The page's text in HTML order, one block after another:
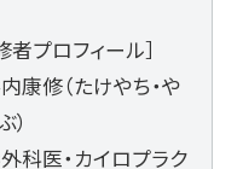
者プロフィール］
康修（たけやち・や
）
科医・カイロプラク